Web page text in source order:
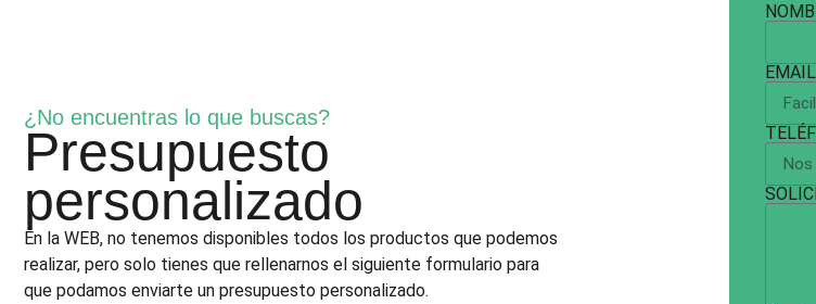
¿No encuentras lo que buscas?
Presupuesto
personalizado
En la WEB, no tenemos disponibles todos los productos que podemos
realizar, pero solo tienes que rellenarnos el siguiente formulario para
que podamos enviarte un presupuesto personalizado.
EMAIL